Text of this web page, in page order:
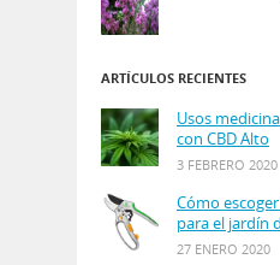
ARTÍCULOS RECIENTES
Usos
con CBD Alto
3 FEBRERO 2020
Cómo
para el jardín
27 ENERO 2020